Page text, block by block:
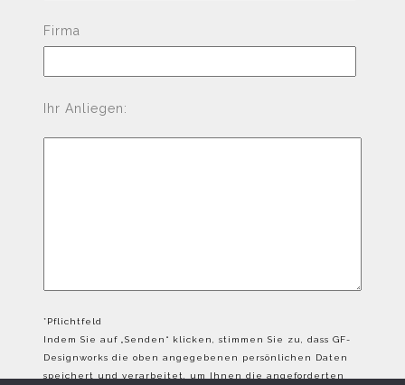
Firma
Ihr Anliegen:
*Pflichtfeld
Indem Sie auf „Senden“ klicken, stimmen Sie zu, dass GF-
Designworks die oben angegebenen persönlichen Daten
speichert und verarbeitet, um Ihnen die angeforderten